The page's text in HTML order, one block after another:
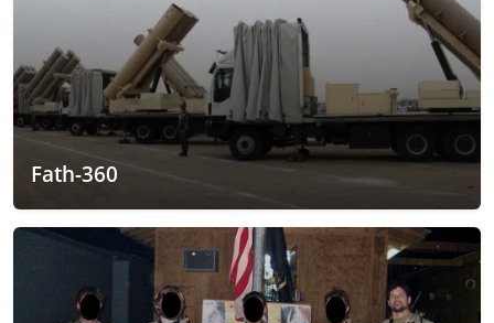
Fath-360